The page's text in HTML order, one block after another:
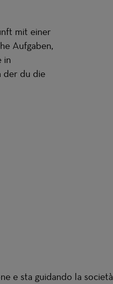
mit einer
Aufgaben,
in
der du die
e sta guidando la